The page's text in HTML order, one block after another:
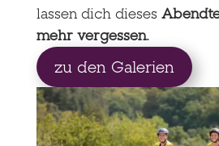
lassen dich dieses
mehr vergessen.
zu den Galerien